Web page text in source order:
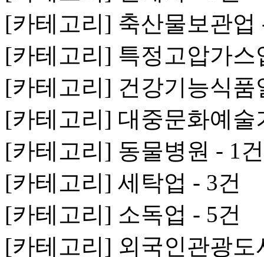
[카테고리] 축산물보관업
[카테고리] 특정고압가스
[카테고리] 건강기능식품
[카테고리] 대중문화예술
[카테고리] 동물병원 - 1건
[카테고리] 세탁업 - 3건
[카테고리] 소독업 - 5건
[카테고리] 외국인관광도